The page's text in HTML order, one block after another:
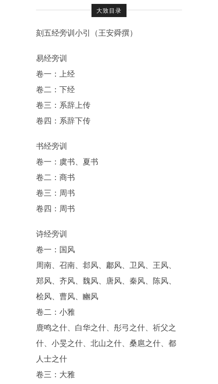
大致目录
刻五经旁训小引（王安舜撰）
易经旁训
卷一：上经
卷二：下经
卷三：系辞上传
卷四：系辞下传
书经旁训
卷一：虞书、夏书
卷二：商书
卷三：周书
卷四：周书
诗经旁训
卷一：国风
周南、召南、邶风、鄘风、卫风、王风、
郑风、齐风、魏风、唐风、秦风、陈风、
桧风、曹风、豳风
卷二：小雅
鹿鸣之什、白华之什、彤弓之什、祈父之
什、小旻之什、北山之什、桑扈之什、都
人士之什
卷三：大雅